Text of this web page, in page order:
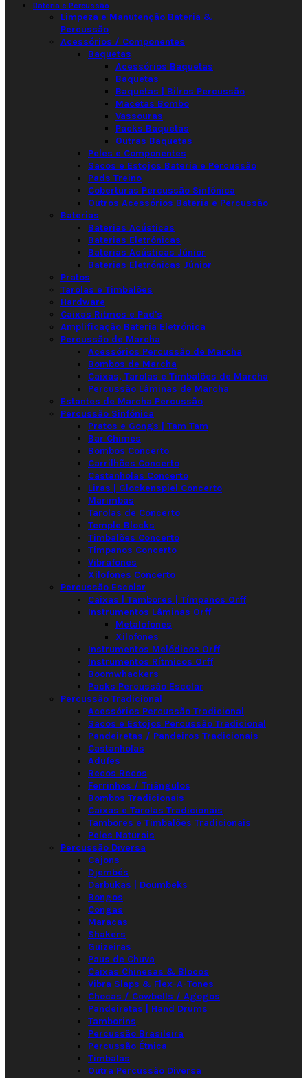
Bateria e Percussão
Limpeza e Manutenção Bateria &
Percussão
Acessórios / Componentes
Baquetas
Acessórios Baquetas
Baquetas
Baquetas | Bilros Percussão
Macetas Bombo
Vassouras
Packs Baquetas
Outras Baquetas
Peles e Componentes
Sacos e Estojos Bateria e Percussão
Pads Treino
Coberturas Percussão Sinfónica
Outros Acessórios Bateria e Percussão
Baterias
Baterias Acústicas
Baterias Eletrónicas
Baterias Acústicas Júnior
Baterias Eletrónicas Júnior
Pratos
Tarolas e Timbalões
Hardware
Caixas Ritmos e Pad's
Amplificação Bateria Eletrónica
Percussão de Marcha
Acessórios Percussão de Marcha
Bombos de Marcha
Caixas, Tarolas e Timbalões de Marcha
Percussão Lâminas de Marcha
Estantes de Marcha Percussão
Percussão Sinfónica
Pratos e Gongs | Tam Tam
Bar Chimes
Bombos Concerto
Carrilhões Concerto
Castanholas Concerto
Liras | Glockenspiel Concerto
Marimbas
Tarolas de Concerto
Temple Blocks
Timbalões Concerto
Tímpanos Concerto
Vibrafones
Xilofones Concerto
Percussão Escolar
Caixas | Tambores | Tímpanos Orff
Instrumentos Lâminas Orff
Metalofones
Xilofones
Instrumentos Melódicos Orff
Instrumentos Rítmicos Orff
Boomwhackers
Packs Percussão Escolar
Percussão Tradicional
Acessórios Percussão Tradicional
Sacos e Estojos Percussão Tradicional
Pandeiretas / Pandeiros Tradicionais
Castanholas
Adufes
Recos Recos
Ferrinhos / Triângulos
Bombos Tradicionais
Caixas e Tarolas Tradicionais
Tambores e Timbalões Tradicionais
Peles Naturais
Percussão Diversa
Cajons
Djembés
Darbukas | Doumbeks
Bongos
Congas
Maracas
Shakers
Guizeiras
Paus de Chuva
Caixas Chinesas & Blocos
Vibra Slaps & Flex-A-Tones
Chocas / Cowbells / Agogos
Pandeiretas | Hand Drums
Tamborins
Percussão Brasileira
Percussão Étnica
Timbalas
Outra Percussão Diversa